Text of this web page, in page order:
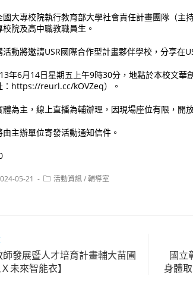
國大專校院執行教育部大學社會責任計畫團隊（主
院及高中職教職員生。
動將邀請USR國際合作型計畫夥伴學校，分享在
年6月14日星期五上午9時30分，地點於本校文華
：https://reurl.cc/kOVZeq）。
為主，線上直播為輔辦理，因現場座位有限，開
主辦單位寄發活動通知信件。
05-21
Post活動資訊/輔導室
發展暨人才培育計畫輔大苗圃
未來智能衣】
國立
身體